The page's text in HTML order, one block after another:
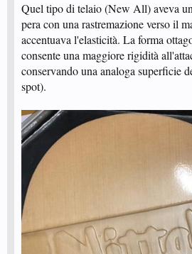
Quel tipo di telaio (New All) aveva
pera con una rastremazione verso il
accentuava l'elasticità. La forma
consente una maggiore rigidità
conservando una analoga superficie
spot).